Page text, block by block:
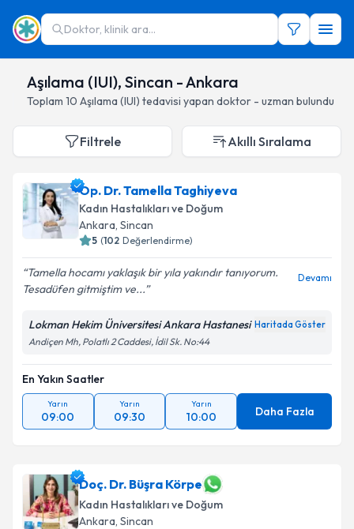
Doktor, klinik ara...
Aşılama (IUI), Sincan - Ankara
Toplam 10 Aşılama (IUI) tedavisi yapan doktor - uzman bulundu
Filtrele Akıllı Sıralama
Op. Dr. Tamella Taghiyeva
Kadın Hastalıkları ve Doğum
Ankara, Sincan
5 (102 Değerlendirme)
Tamella hocamı yaklaşık bir yıla yakındır tanıyorum.
Tesadüfen gitmiştim ve...
Devamı
Lokman Hekim Üniversitesi Ankara Hastanesi Haritada Göster
Andiçen Mh, Polatlı 2 Caddesi, İdil Sk. No:44
En Yakın Saatler
Yarın
09:00
Yarın
09:30
Yarın
10:00 Daha Fazla
Doç. Dr. Büşra Körpe
Kadın Hastalıkları ve Doğum
Ankara, Sincan